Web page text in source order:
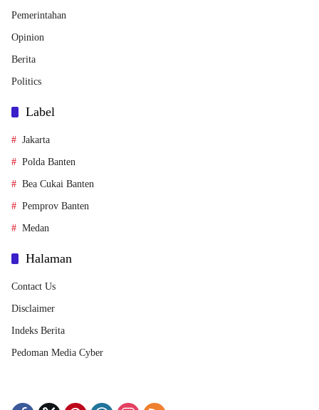
Pemerintahan
Opinion
Berita
Politics
Label
Jakarta
Polda Banten
Bea Cukai Banten
Pemprov Banten
Medan
Halaman
Contact Us
Disclaimer
Indeks Berita
Pedoman Media Cyber